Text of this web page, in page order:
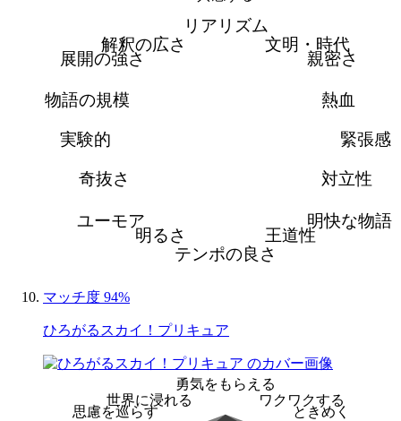
リアリズム
文明・時代
親密さ
熱血
緊張感
対立性
明快な物語
王道性
テンポの良さ
明るさ
ユーモア
奇抜さ
実験的
物語の規模
展開の強さ
解釈の広さ
マッチ度 94%
ひろがるスカイ！プリキュア
勇気をもらえる
ワクワクする
ときめく
思慮を巡らす
世界に浸れる